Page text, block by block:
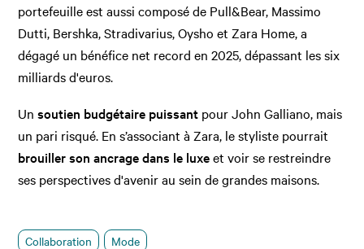
portefeuille est aussi composé de Pull&Bear, Massimo
Dutti, Bershka, Stradivarius, Oysho et Zara Home, a
dégagé un bénéfice net record en 2025, dépassant les six
milliards d'euros.
Unsoutien budgétaire puissant pour John Galliano, mais
un pari risqué. En s’associant à Zara, le styliste pourrait
brouiller son ancrage dans le luxeet voir se restreindre
ses perspectives d'avenir au sein de grandes maisons.
Collaboration Mode